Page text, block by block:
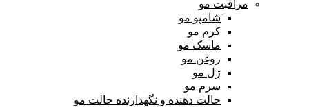
مراقبت مو
َشامپو مو
کرم مو
ماسک مو
روغن مو
ژل مو
سرم مو
حالت دهنده و نگهدارنده حالت مو